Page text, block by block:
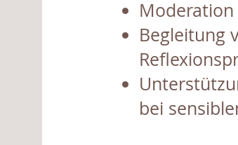
Begleitung
bei